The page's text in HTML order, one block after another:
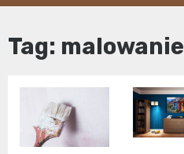
Tag: malowanie